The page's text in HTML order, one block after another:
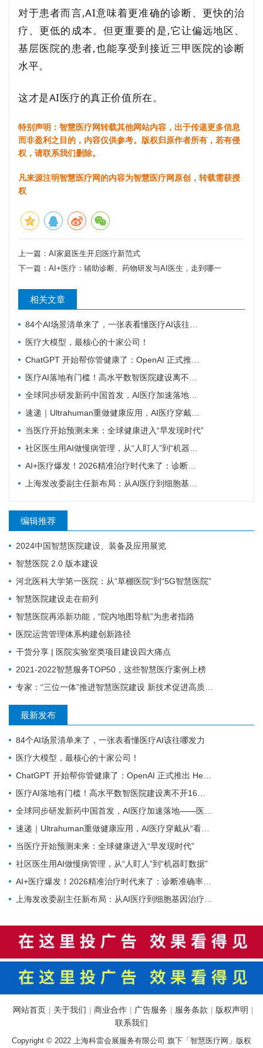
对于患者而言,AI意味着更准确的诊断、更快的治
疗、更低的成本。但更重要的是,它让偏远地区、
基层医院的患者,也能享受到接近三甲医院的诊断
水平。
这才是AI医疗的真正价值所在。
特别声明：智慧医疗网转载其他网站内容，出于传递更多信息
而非盈利之目的，内容仅供参考。版权归原作者所有，若有侵
权，请联系我们删除。
凡来源注明智慧医疗网的内容为智慧医疗网原创，转载需获授
权
上一篇： AI家庭医生开启医疗新范式
下一篇： AI+医疗：辅助诊断、药物研发与AI医生，走到哪一
相关文章
84个AI场景清单来了，一张表看懂医疗AI该往哪发力
医疗大模型，最核心的十家公司！
ChatGPT 开始帮你管健康了：OpenAI 正式推出 Health 功能，AI 进入医疗意味着什么？
医疗AI落地有门槛！高水平数智医院建设离不开16个能力（附自查表）
全球同步研发新药中国首发，AI医疗加速落地——医疗前沿资讯速览
速递｜Ultrahuman重做健康应用，AI医疗穿戴从“看数据”转向“给行动”
当医疗开始预测未来：全球健康进入“早发现时代”
社区医生用AI做慢病管理，从“人盯人”到“机器盯数据”
AI+医疗爆发！2026精准治疗时代来了：诊断准确率98%+，100+罕见病不再“无药可医”？
上海发改委副主任新布局：从AI医疗到细胞基因治疗，探寻前沿医疗产业增长密码
编辑推荐
2024中国智慧医院建设、装备及应用展览
智慧医院 2.0 版本建设
河北医科大学第一医院：从“草棚医院”到“5G智慧医院”
智慧医院建设走在前列
智慧医院再添新功能，“院内地图导航”为患者指路
医院运营管理体系构建创新路径
干货分享 | 医院实验室类项目建设四大痛点
2021-2022智慧服务TOP50，这些智慧医疗案例上榜
专家：“三位一体”推进智慧医院建设 新技术促进高质量发展
最新发布
84个AI场景清单来了，一张表看懂医疗AI该往哪发力
医疗大模型，最核心的十家公司！
ChatGPT 开始帮你管健康了：OpenAI 正式推出 Health 功能，AI 进入医疗意味着什么？
医疗AI落地有门槛！高水平数智医院建设离不开16个能力（附自查表）
全球同步研发新药中国首发，AI医疗加速落地——医疗前沿资讯速览
速递｜Ultrahuman重做健康应用，AI医疗穿戴从“看数据”转向“给行动”
当医疗开始预测未来：全球健康进入“早发现时代”
社区医生用AI做慢病管理，从“人盯人”到“机器盯数据”
AI+医疗爆发！2026精准治疗时代来了：诊断准确率98%+，100+罕见病不再“无药可医”？
上海发改委副主任新布局：从AI医疗到细胞基因治疗，探寻前沿医疗产业增长密码
网站首页 关于我们 商业合作 广告服务 服务条款 版权声明
联系我们
Copyright © 2022 上海科雷会展服务有限公司 旗下「智慧医疗网」版权